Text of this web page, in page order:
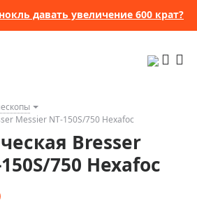
давать увеличение 600 крат?
Messier NT-150S/750 Hexafoc
Bresser
750 Hexafoc